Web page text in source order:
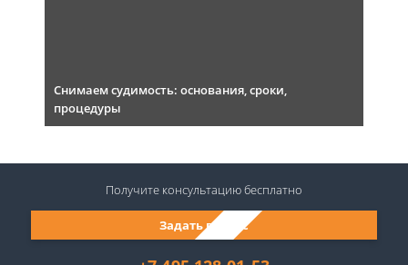
Снимаем судимость: основания, сроки,
процедуры
Задать вопрос
Получите консультациюбесплатно